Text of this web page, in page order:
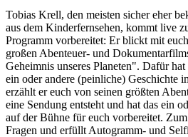
Tobias Krell, den meisten sicher eher
aus dem Kinderfernsehen, kommt live
Programm vorbereitet: Er blickt mit
großen Abenteuer- und
Geheimnis unseres Planeten". Dafür
ein oder andere (peinliche) Geschichte
erzählt er euch von seinen größten
eine Sendung entsteht und hat das ein
auf der Bühne für euch vorbereitet.
Fragen und erfüllt Autogramm- und